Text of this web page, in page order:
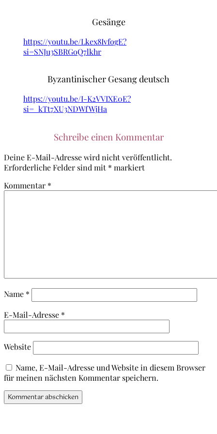
Gesänge
https://youtu.be/Lkex8IvfogE?
si=SNJu3SBRGoQ7lkhr
Byzantinischer Gesang deutsch
https://youtu.be/I-K2VVIXE0E?
si=_kTt7XU3NDWfWjHa
Schreibe einen Kommentar
Deine E-Mail-Adresse wird nicht veröffentlicht.
Erforderliche Felder sind mit * markiert
Kommentar *
Name *
E-Mail-Adresse *
Website
Name, E-Mail-Adresse und Website in diesem Browser
für meinen nächsten Kommentar speichern.